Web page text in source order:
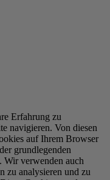
Erfahrung zu
navigieren. Von diesen
auf Ihrem Browser
grundlegenden
Wir verwenden auch
zu analysieren und zu